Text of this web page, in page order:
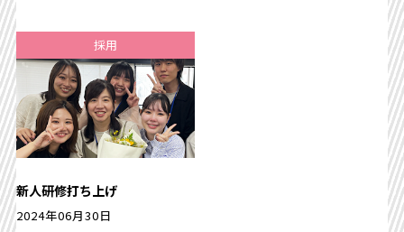
採用
新人研修打ち上げ
2024年06月30日